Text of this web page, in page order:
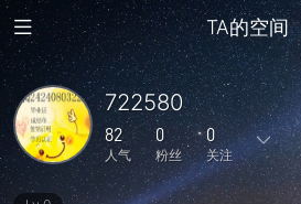
TA的空间
722580
82
人气
0
粉丝
0
关注